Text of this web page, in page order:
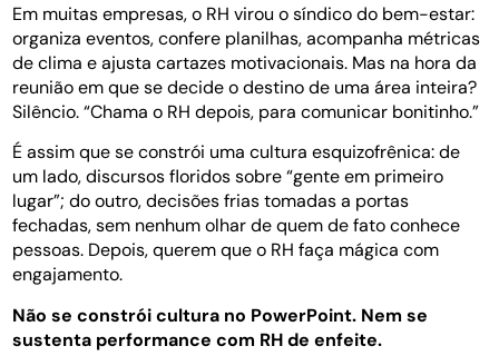
Em muitas empresas, o RH virou o síndico do bem-estar:
organiza eventos, confere planilhas, acompanha métricas
de clima e ajusta cartazes motivacionais. Mas na hora da
reunião em que se decide o destino de uma área inteira?
Silêncio. “Chama o RH depois, para comunicar bonitinho.”
É assim que se constrói uma cultura esquizofrênica: de
um lado, discursos floridos sobre “gente em primeiro
lugar”; do outro, decisões frias tomadas a portas
fechadas, sem nenhum olhar de quem de fato conhece
pessoas. Depois, querem que o RH faça mágica com
engajamento.
Não se constrói cultura no PowerPoint. Nem se
sustenta performance com RH de enfeite.